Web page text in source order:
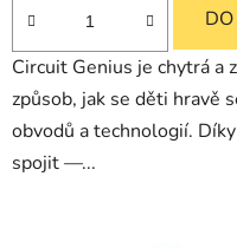
Circuit Genius je chytrá a
způsob, jak se děti hravě
obvodů a technologií.
spojit —...